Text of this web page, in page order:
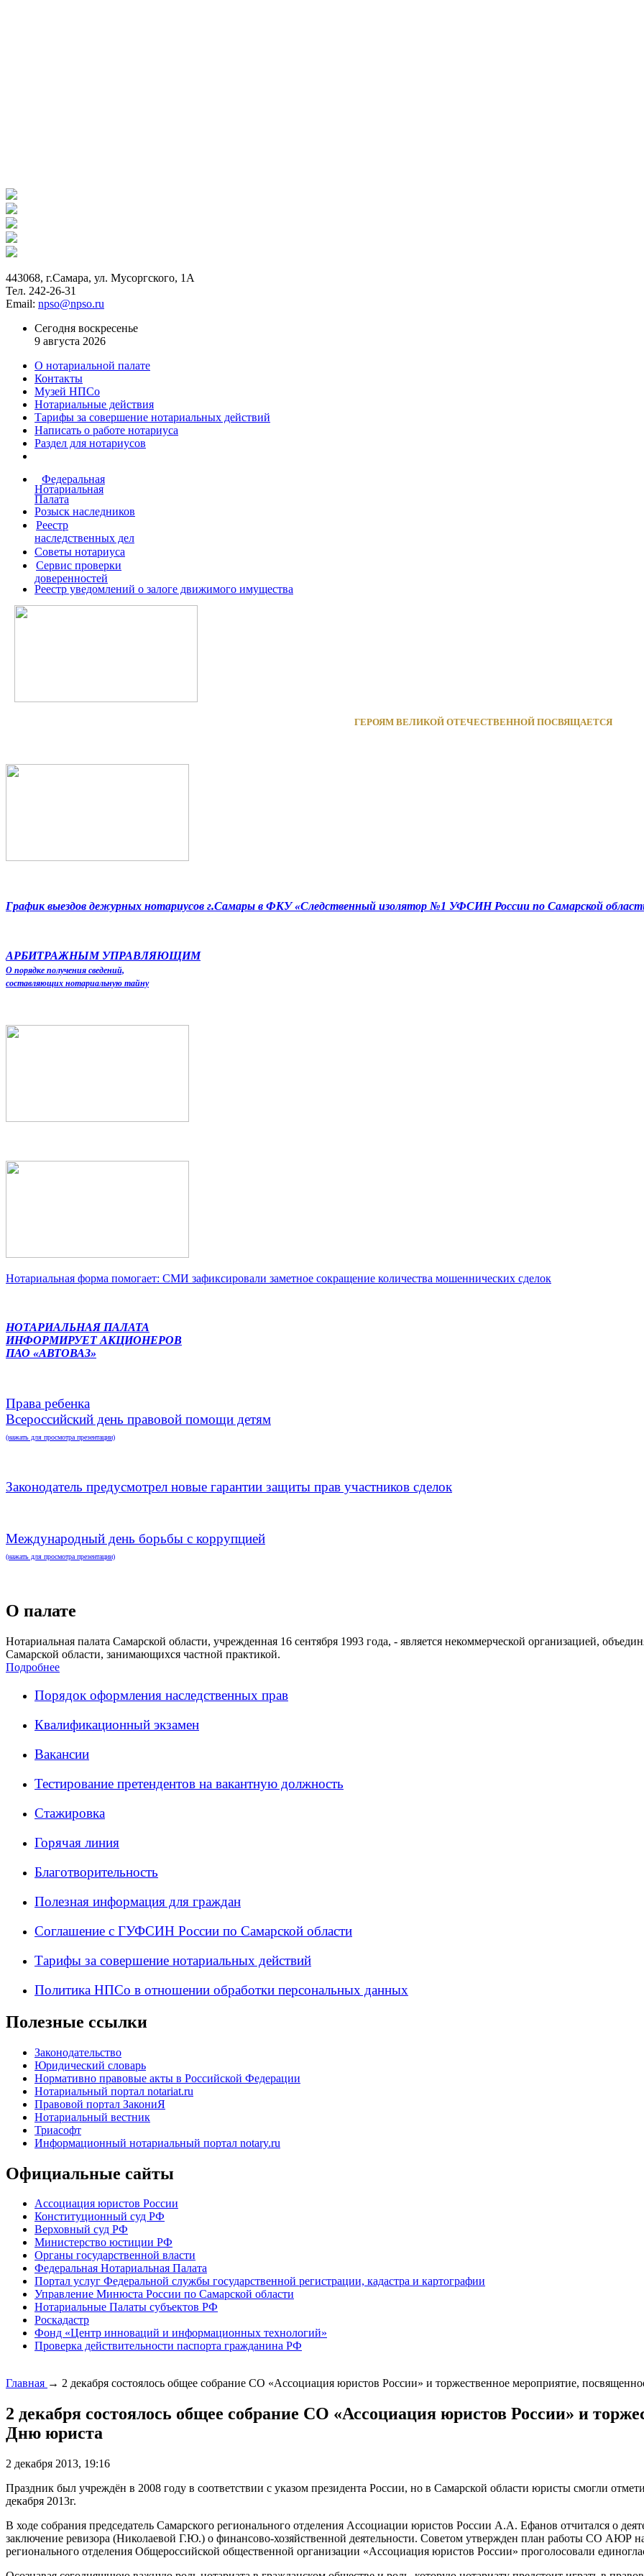
443068, г.Самара, ул. Мусоргского, 1А
Тел. 242-26-31
Email: npso@npso.ru
Сегодня воскресенье
9 августа 2026
О нотариальной палате
Контакты
Музей НПСо
Нотариальные действия
Тарифы за совершение нотариальных действий
Написать о работе нотариуса
Раздел для нотариусов
Федеральная
Нотариальная
Палата
Розыск наследников
Реестр
наследственных дел
Советы нотариуса
Сервис проверки
доверенностей
Реестр уведомлений о залоге движимого имущества
ГЕРОЯМ ВЕЛИКОЙ ОТЕЧЕСТВЕННОЙ ПОСВЯЩАЕТСЯ
График выездов дежурных нотариусов г.Самары в ФКУ «Следственный изолятор №1 УФСИН России по Самарской
АРБИТРАЖНЫМ УПРАВЛЯЮЩИМ
О порядке получения сведений,
составляющих нотариальную тайну
Нотариальная форма помогает: СМИ зафиксировали заметное сокращение количества мошеннических сделок
НОТАРИАЛЬНАЯ ПАЛАТА
ИНФОРМИРУЕТ АКЦИОНЕРОВ
ПАО «АВТОВАЗ»
Права ребенка
Всероссийский день правовой помощи детям
(нажать для просмотра презентации)
Законодатель предусмотрел новые гарантии защиты прав участников сделок
Международный день борьбы с коррупцией
(нажать для просмотра презентации)
О палате
Нотариальная палата Самарской области, учрежденная 16 сентября 1993 года, - является некоммерческой организацией,
Самарской области, занимающихся частной практикой.
Подробнее
Порядок оформления наследственных прав
Квалификационный экзамен
Вакансии
Тестирование претендентов на вакантную должность
Стажировка
Горячая линия
Благотворительность
Полезная информация для граждан
Соглашение с ГУФСИН России по Самарской области
Тарифы за совершение нотариальных действий
Политика НПСо в отношении обработки персональных данных
Полезные ссылки
Законодательство
Юридический словарь
Нормативно правовые акты в Российской Федерации
Нотариальный портал notariat.ru
Правовой портал ЗакониЯ
Нотариальный вестник
Триасофт
Информационный нотариальный портал notary.ru
Официальные сайты
Ассоциация юристов России
Конституционный суд РФ
Верховный суд РФ
Министерство юстиции РФ
Органы государственной власти
Федеральная Нотариальная Палата
Портал услуг Федеральной службы государственной регистрации, кадастра и картографии
Управление Минюста России по Самарской области
Нотариальные Палаты субъектов РФ
Роскадастр
Фонд «Центр инноваций и информационных технологий»
Проверка действительности паспорта гражданина РФ
Главная → 2 декабря состоялось общее собрание СО «Ассоциация юристов России» и торжественное мероприятие,
2 декабря состоялось общее собрание СО «Ассоциация юристов России» и
Дню юриста
2 декабря 2013, 19:16
Праздник был учреждён в 2008 году в соответствии с указом президента России, но в Самарской области юристы смогли
декабря 2013г.
В ходе собрания председатель Самарского регионального отделения Ассоциации юристов России А.А. Ефанов отчитался о
заключение ревизора (Николаевой Г.Ю.) о финансово-хозяйственной деятельности. Советом утвержден план работы СО АЮР
регионального отделения Общероссийской общественной организации «Ассоциация юристов России» проголосовали